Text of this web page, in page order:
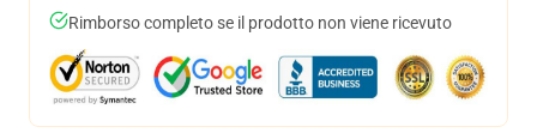
Rimborso completo se il prodotto non viene ricevuto